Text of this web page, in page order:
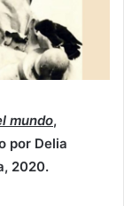
mundo,
por Delia
2020.